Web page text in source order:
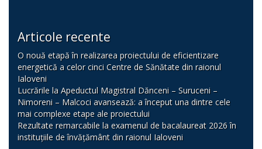
Articole recente
O nouă etapă în realizarea proiectului de eficientizare
energetică a celor cinci Centre de Sănătate din raionul
Ialoveni
Lucrările la Apeductul Magistral Dănceni – Suruceni –
Nimoreni – Malcoci avansează: a început una dintre cele
mai complexe etape ale proiectului
Rezultate remarcabile la examenul de bacalaureat 2026 în
instituțiile de învățământ din raionul Ialoveni